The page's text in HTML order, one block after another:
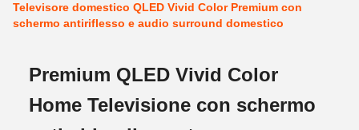
Televisore domestico QLED Vivid Color Premium con
schermo antiriflesso e audio surround domestico
Premium QLED Vivid Color
Home Televisione con schermo